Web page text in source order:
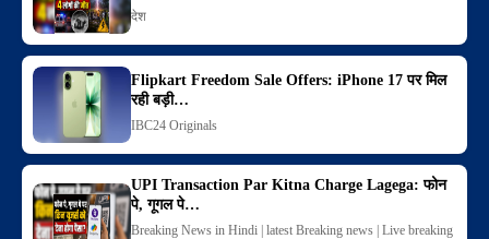
देश
Flipkart Freedom Sale Offers: iPhone 17 पर मिल
रही बड़ी…
IBC24 Originals
UPI Transaction Par Kitna Charge Lagega: फोन
पे, गूगल पे…
Breaking News in Hindi | latest Breaking news | Live breaking